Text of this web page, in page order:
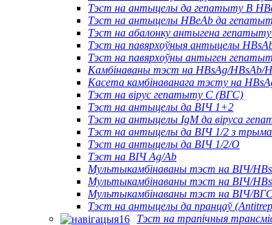
Тэст на антыцелы да гепатыту B
Тэст на антыцелы HBeAb да
Тэст на абалонку антыгена
Тэст на павярхоўныя антыцелы
Тэст на павярхоўны антыген
Камбінаваны тэст на HBsAg/HBsAb/
Касета камбінаванага тэсту на
Тэст на вірус гепатыту С (ВГС)
Тэст на антыцелы да ВІЧ 1+2
Тэст на антыцелы IgM да віруса
Тэст на антыцелы да ВІЧ 1/2 з трыма
Тэст на антыцелы да ВІЧ 1/2/O
Тэст на ВІЧ Ag/Ab
Мультыкамбінаваны тэст на ВІЧ/
Мультыкамбінаваны тэст на ВІЧ/
Мультыкамбінаваны тэст на ВІЧ/
Тэст на антыцелы да пранцаў
Тэст на трапічныя